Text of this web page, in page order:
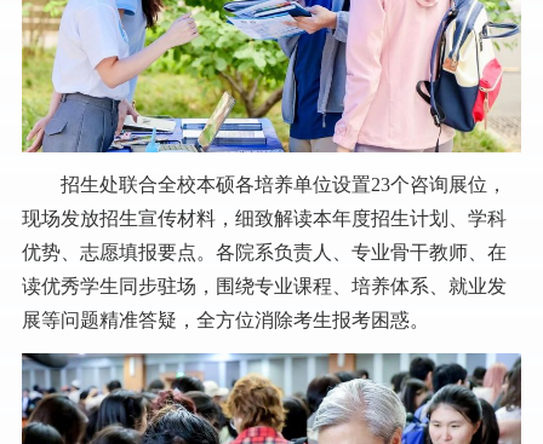
招生处联合全校本硕各培养单位设置23个咨询展位，
现场发放招生宣传材料，细致解读本年度招生计划、学科
优势、志愿填报要点。各院系负责人、专业骨干教师、在
读优秀学生同步驻场，围绕专业课程、培养体系、就业发
展等问题精准答疑，全方位消除考生报考困惑。